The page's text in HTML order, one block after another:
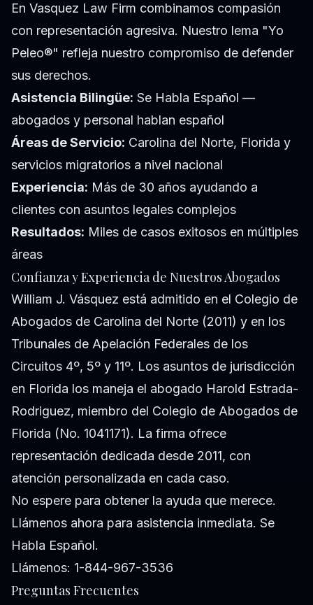
En Vasquez Law Firm combinamos compasión
con representación agresiva. Nuestro lema "Yo
Peleo®" refleja nuestro compromiso de defender
sus derechos.
Asistencia Bilingüe: Se Habla Español —
abogados y personal hablan español
Áreas de Servicio: Carolina del Norte, Florida y
servicios migratorios a nivel nacional
Experiencia: Más de 30 años ayudando a
clientes con asuntos legales complejos
Resultados: Miles de casos exitosos en múltiples
áreas
Confianza y Experiencia de Nuestros Abogados
William J. Vásquez está admitido en el Colegio de
Abogados de Carolina del Norte (2011) y en los
Tribunales de Apelación Federales de los
Circuitos 4º, 5º y 11º. Los asuntos de jurisdicción
en Florida los maneja el abogado Harold Estrada-
Rodriguez, miembro del Colegio de Abogados de
Florida (No. 1041171). La firma ofrece
representación dedicada desde 2011, con
atención personalizada en cada caso.
No espere para obtener la ayuda que merece.
Llámenos ahora para asistencia inmediata. Se
Habla Español.
Llámenos: 1-844-967-3536
Preguntas Frecuentes